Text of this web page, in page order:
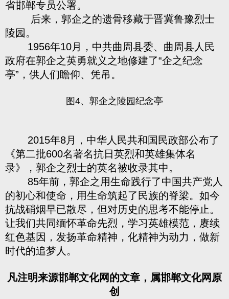
省邯郸专员公署。
后来，郭企之的遗骨移藏于晋冀鲁豫烈士
陵园。
1956年10月，中共曲周县委、曲周县人民
政府在郭企之英勇就义之地修建了“企之纪念
亭”，供人们瞻仰、凭吊。
图4、郭企之陵园纪念亭
2015年8月，中华人民共和国民政部公布了
《第二批600名著名抗日英烈和英雄集体名
录》，郭企之烈士的英名被收录其中。
85年前，郭企之用生命践行了中国共产党人
的初心和使命，用生命筑起了民族的脊梁。如今
抗战硝烟早已散尽，但对历史的思考不能停止。
让我们共同缅怀革命先烈，学习英雄模范，赓续
红色基因，发扬革命精神，化精神为动力，做新
时代的追梦人。
凡注明来源邯郸文化网的文章，属邯郸文化网原
创